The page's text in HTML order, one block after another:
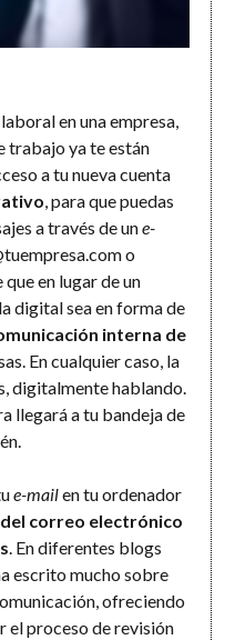
en una empresa,
trabajo ya te están
a tu nueva cuenta
, para que puedas
a través de une-
o
en lugar de un
digital sea en forma de
interna de
En cualquier caso, la
digitalmente hablando.
llegará a tu bandeja de
e-mailen tu ordenador
correo electrónico
. En diferentes blogs
escrito mucho sobre
ofreciendo
el proceso de revisión